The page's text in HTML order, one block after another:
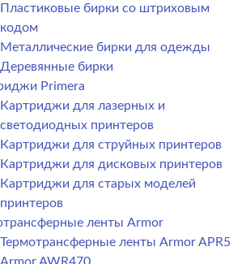
Пластиковые бирки со штриховым
кодом
Металлические бирки для одежды
Деревянные бирки
Primera
Картриджи для лазерных и
светодиодных принтеров
Картриджи для струйных принтеров
Картриджи для дисковых принтеров
Картриджи для старых моделей
принтеров
ленты Armor
Термотрансферные ленты Armor APR5